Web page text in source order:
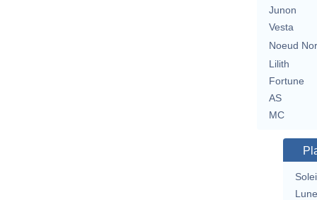
Junon
Vesta
Noeud
Lilith
Fortune
AS
MC
Lune